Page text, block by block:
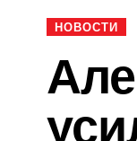
НОВОСТИ